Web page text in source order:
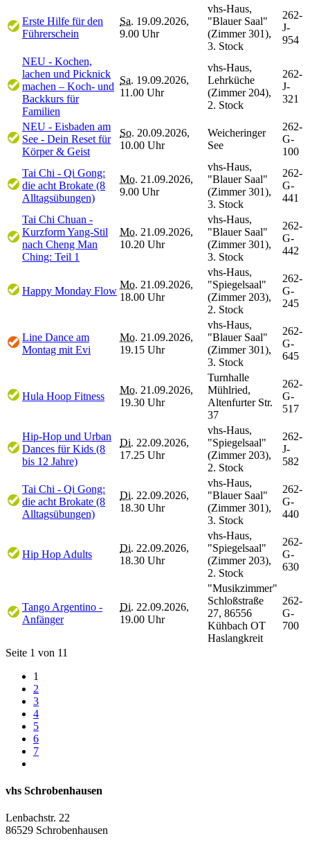
Erste Hilfe für den
Führerschein
Sa. 19.09.2026,
9.00 Uhr
vhs-Haus,
"Blauer Saal"
(Zimmer 301),
3. Stock
262-
J-
954
NEU - Kochen,
lachen und Picknick
machen – Koch- und
Backkurs für
Familien
Sa. 19.09.2026,
11.00 Uhr
vhs-Haus,
Lehrküche
(Zimmer 204),
2. Stock
262-
J-
321
NEU - Eisbaden am
See - Dein Reset für
Körper & Geist
So. 20.09.2026,
10.00 Uhr
Weicheringer
See
262-
G-
100
Tai Chi - Qi Gong:
die acht Brokate (8
Alltagsübungen)
Mo. 21.09.2026,
9.00 Uhr
vhs-Haus,
"Blauer Saal"
(Zimmer 301),
3. Stock
262-
G-
441
Tai Chi Chuan -
Kurzform Yang-Stil
nach Cheng Man
Ching: Teil 1
Mo. 21.09.2026,
10.20 Uhr
vhs-Haus,
"Blauer Saal"
(Zimmer 301),
3. Stock
262-
G-
442
Happy Monday Flow
Mo. 21.09.2026,
18.00 Uhr
vhs-Haus,
"Spiegelsaal"
(Zimmer 203),
2. Stock
262-
G-
245
Line Dance am
Montag mit Evi
Mo. 21.09.2026,
19.15 Uhr
vhs-Haus,
"Blauer Saal"
(Zimmer 301),
3. Stock
262-
G-
645
Hula Hoop Fitness
Mo. 21.09.2026,
19.30 Uhr
Turnhalle
Mühlried,
Altenfurter Str.
37
262-
G-
517
Hip-Hop und Urban
Dances für Kids (8
bis 12 Jahre)
Di. 22.09.2026,
17.25 Uhr
vhs-Haus,
"Spiegelsaal"
(Zimmer 203),
2. Stock
262-
J-
582
Tai Chi - Qi Gong:
die acht Brokate (8
Alltagsübungen)
Di. 22.09.2026,
18.30 Uhr
vhs-Haus,
"Blauer Saal"
(Zimmer 301),
3. Stock
262-
G-
440
Hip Hop Adults
Di. 22.09.2026,
18.30 Uhr
vhs-Haus,
"Spiegelsaal"
(Zimmer 203),
2. Stock
262-
G-
630
Tango Argentino -
Anfänger
Di. 22.09.2026,
19.00 Uhr
"Musikzimmer"
Schloßstraße
27, 86556
Kühbach OT
Haslangkreit
262-
G-
700
Seite 1 von 11
1
2
3
4
5
6
7
vhs Schrobenhausen
Lenbachstr. 22
86529 Schrobenhausen